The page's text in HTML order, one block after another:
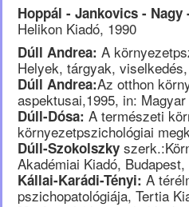
Hoppál - Jankovics - Nagy
Helikon Kiadó, 1990
Dúll Andrea:A
Helyek, tárgyak,
Dúll Andrea:Az otthon
aspektusai,1995, in:
Dúll-Dósa: A természeti
környezetpszichológiai
Dúll-Szokolszky
Akadémiai Kiadó, Budapest,
Kállai-Karádi-Tényi:A
pszichopatológiája, Tertia